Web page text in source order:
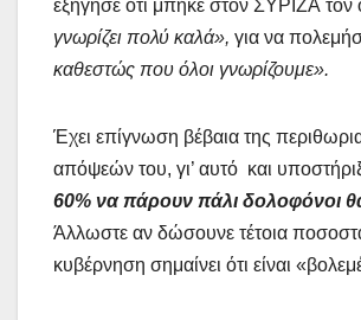
εξήγησε ότι μπήκε στον ΣΥΡΙΖΑ τον
γνωρίζει πολύ καλά», για να
καθεστώς που όλοι γνωρίζουμε».
Έχει επίγνωση βέβαια της
απόψεών του, γι’ αυτό και
60% να πάρουν πάλι δολοφόνοι θα
Άλλωστε αν δώσουνε τέτοια
κυβέρνηση σημαίνει ότι είναι